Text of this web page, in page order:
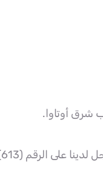
شرق أوتاوا.
737-7195 تحويلة 2339 أو